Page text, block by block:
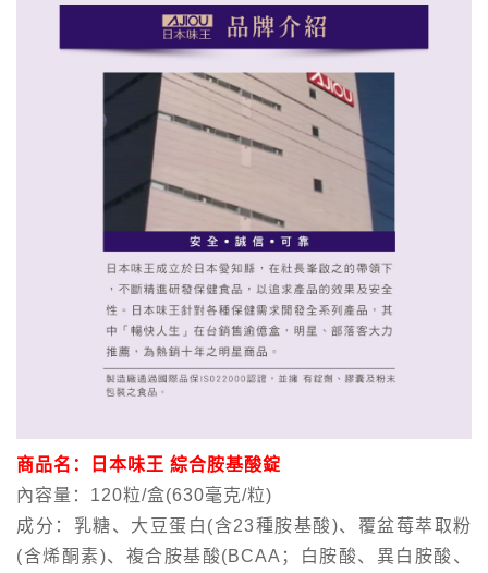
商品名：日本味王 綜合胺基酸錠
內容量：120粒/盒(630毫克/粒)
成分：乳糖、大豆蛋白(含23種胺基酸)、覆盆莓萃取粉
(含烯酮素)、複合胺基酸(BCAA；白胺酸、異白胺酸、